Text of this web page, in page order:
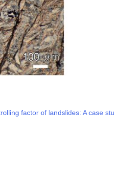
factor of landslides: A case